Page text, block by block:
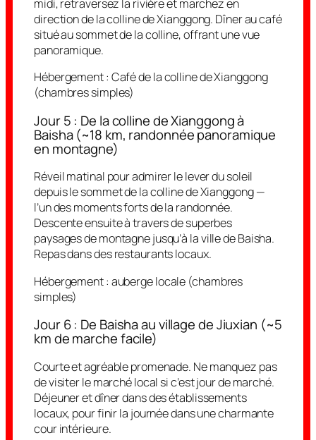
midi, retraversez la rivière et marchez en
direction de la colline de Xianggong. Dîner au café
situé au sommet de la colline, offrant une vue
panoramique.
Hébergement : Café de la colline de Xianggong
(chambres simples)
Jour 5 : De la colline de Xianggong à
Baisha (~18 km, randonnée panoramique
en montagne)
Réveil matinal pour admirer le lever du soleil
depuis le sommet de la colline de Xianggong —
l’un des moments forts de la randonnée.
Descente ensuite à travers de superbes
paysages de montagne jusqu’à la ville de Baisha.
Repas dans des restaurants locaux.
Hébergement : auberge locale (chambres
simples)
Jour 6 : De Baisha au village de Jiuxian (~5
km de marche facile)
Courte et agréable promenade. Ne manquez pas
de visiter le marché local si c’est jour de marché.
Déjeuner et dîner dans des établissements
locaux, pour finir la journée dans une charmante
cour intérieure.